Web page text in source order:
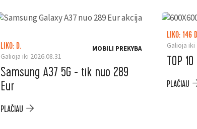
LIKO: D.
Galioja iki 2026.08.31
MOBILI PREKYBA
Samsung A37 5G - tik nuo 289
Eur
PLAČIAU
LIKO: 146
Galioja iki
TOP
PLAČIAU